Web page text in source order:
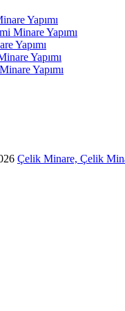
Yapımı
Minare Yapımı
Yapımı
Yapımı
Yapımı
Çelik Minare, Çelik